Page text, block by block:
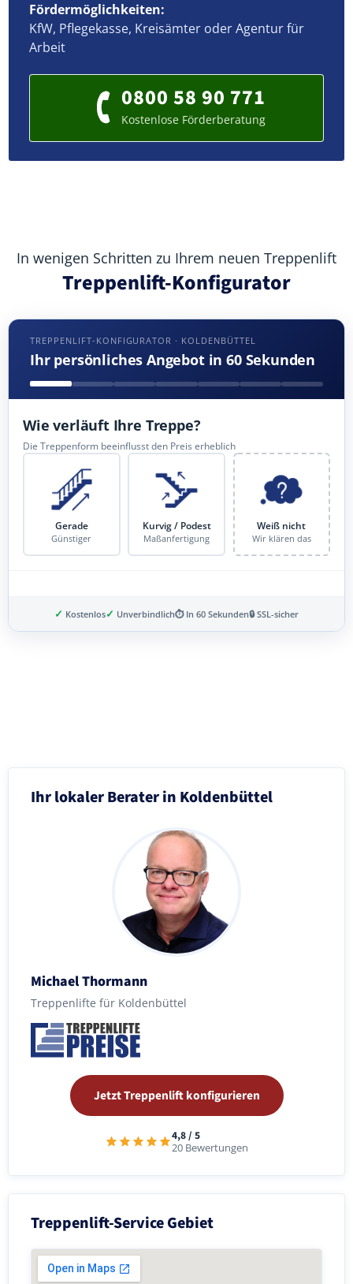
Fördermöglichkeiten:
KfW, Pflegekasse, Kreisämter oder Agentur für
Arbeit
0800 58 90 771
Kostenlose Förderberatung
In wenigen Schritten zu Ihrem neuen Treppenlift
Treppenlift-Konfigurator
TREPPENLIFT-KONFIGURATOR · KOLDENBÜTTEL
Ihr persönliches Angebot in 60 Sekunden
Wie verläuft Ihre Treppe?
Die Treppenform beeinflusst den Preis erheblich
Gerade
Günstiger
Kurvig / Podest
Maßanfertigung
Weiß nicht
Wir klären das
✓ Kostenlos✓ Unverbindlich⏱ In 60 Sekunden🔒 SSL-sicher
Ihr lokaler Berater in Koldenbüttel
Michael Thormann
Treppenlifte für Koldenbüttel
Jetzt Treppenlift konfigurieren
4,8 / 5
20 Bewertungen
Treppenlift-Service Gebiet